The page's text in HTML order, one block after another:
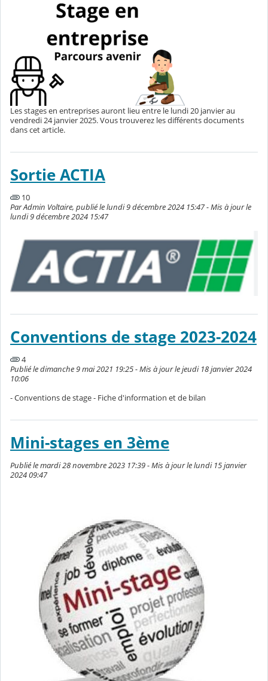
Les stages en entreprises auront lieu entre le lundi 20 janvier au
vendredi 24 janvier 2025. Vous trouverez les différents documents
dans cet article.
Sortie ACTIA
10
Par Admin Voltaire, publié le lundi 9 décembre 2024 15:47 - Mis à jour le
lundi 9 décembre 2024 15:47
Conventions de stage 2023-2024
4
Publié le dimanche 9 mai 2021 19:25 - Mis à jour le jeudi 18 janvier 2024
10:06
- Conventions de stage - Fiche d'information et de bilan
Mini-stages en 3ème
Publié le mardi 28 novembre 2023 17:39 - Mis à jour le lundi 15 janvier
2024 09:47